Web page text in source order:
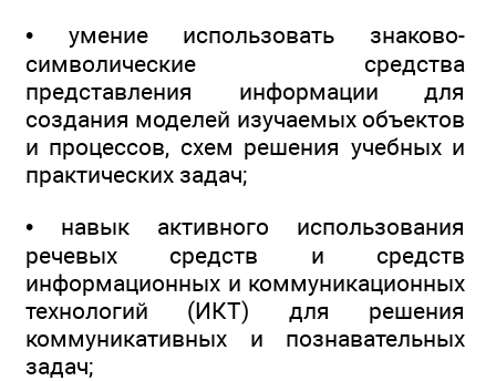
• умение использовать знаково-
символические средства
представления информации для
создания моделей изучаемых объектов
и процессов, схем решения учебных и
практических задач;
• навык активного использования
речевых средств и средств
информационных и коммуникационных
технологий (ИКТ) для решения
коммуникативных и познавательных
задач;